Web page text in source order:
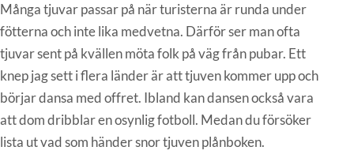
Många tjuvar passar på när turisterna är runda under
fötterna och inte lika medvetna. Därför ser man ofta
tjuvar sent på kvällen möta folk på väg från pubar. Ett
knep jag sett i flera länder är att tjuven kommer upp och
börjar dansa med offret. Ibland kan dansen också vara
att dom dribblar en osynlig fotboll. Medan du försöker
lista ut vad som händer snor tjuven plånboken.